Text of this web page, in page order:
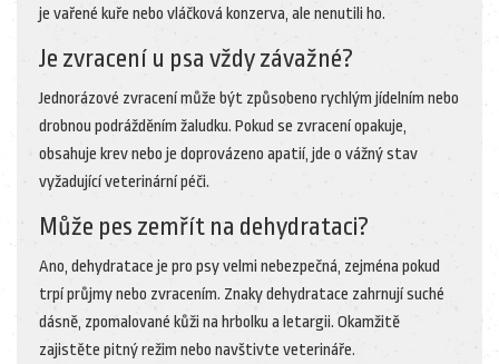
je vařené kuře nebo vláčková konzerva, ale nenutili ho.
Je zvracení u psa vždy závažné?
Jednorázové zvracení může být způsobeno rychlým jídelním nebo
drobnou podrážděním žaludku. Pokud se zvracení opakuje,
obsahuje krev nebo je doprovázeno apatií, jde o vážný stav
vyžadující veterinární péči.
Může pes zemřít na dehydrataci?
Ano, dehydratace je pro psy velmi nebezpečná, zejména pokud
trpí průjmy nebo zvracením. Znaky dehydratace zahrnují suché
dásně, zpomalované kůži na hrbolku a letargii. Okamžitě
zajistěte pitný režim nebo navštivte veterináře.